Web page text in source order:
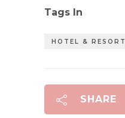
Tags In
HOTEL & RESORT
SHARE